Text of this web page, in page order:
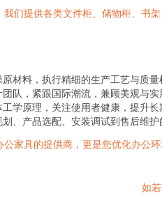
们提供各类文件柜、储物柜、书
原材料，执行精细的生产工艺与质
团队，紧跟国际潮流，兼顾美观与
工学原理，关注使用者健康，提升长
划、产品选配、安装调试到售后维
家具的提供商，更是您优化办公
如